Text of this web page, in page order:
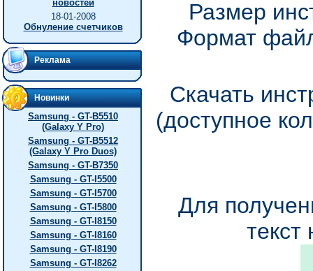
новостей
18-01-2008
Обнуление счетчиков
Реклама
Новинки
Samsung - GT-B5510
(Galaxy Y Pro)
Samsung - GT-B5512
(Galaxy Y Pro Duos)
Samsung - GT-B7350
Samsung - GT-I5500
Samsung - GT-I5700
Samsung - GT-I5800
Samsung - GT-I8150
Samsung - GT-I8160
Samsung - GT-I8190
Samsung - GT-I8262
Размер
Формат
Скачать
(доступное
Для
текст